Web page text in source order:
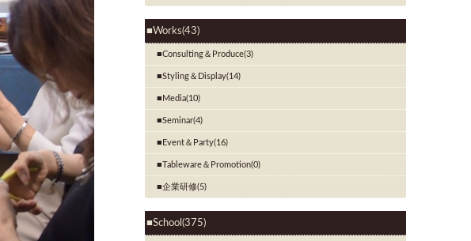
Works(43)
Consulting＆Produce(3)
Styling＆Display(14)
Media(10)
Seminar(4)
Event＆Party(16)
Tableware＆Promotion(0)
企業研修(5)
School(375)